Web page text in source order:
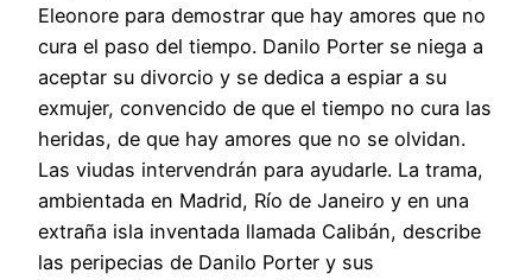
Eleonore para demostrar que hay amores que no
cura el paso del tiempo. Danilo Porter se niega a
aceptar su divorcio y se dedica a espiar a su
exmujer, convencido de que el tiempo no cura las
heridas, de que hay amores que no se olvidan.
Las viudas intervendrán para ayudarle. La trama,
ambientada en Madrid, Río de Janeiro y en una
extraña isla inventada llamada Calibán, describe
las peripecias de Danilo Porter y sus